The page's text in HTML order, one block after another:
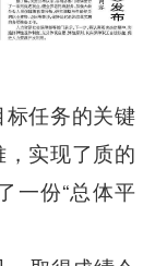
任务的关键
实现了质的
一份“总体平